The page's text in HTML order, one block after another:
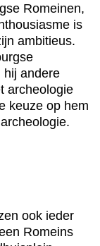
Romeinen,
is
ambitieus.
hij andere
archeologie
keuze op hem
ook ieder
Romeins